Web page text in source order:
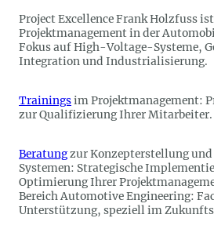
Project Excellence Frank Holzfuss
Projektmanagement in der
Fokus auf High-Voltage-Systeme,
Integration und Industrialisierung.
Trainingsim Projektmanagement:
zur Qualifizierung Ihrer Mitarbeiter.
Beratungzur Konzepterstellung
Systemen: Strategische
Optimierung Ihrer
Bereich Automotive Engineering:
Unterstützung, speziell im